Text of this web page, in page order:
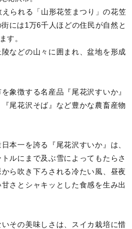
られる「山形花笠まつり」の花笠
には1万6千人ほどの住民が自然と
す。
などの山々に囲まれ、盆地を形成
象徴する名産品『尾花沢すいか』
尾花沢そば』など豊かな農畜産物
本一を誇る『尾花沢すいか』は、
ルにまで及ぶ雪によってもたらさ
ら吹き下ろされる冷たい風、昼夜
さとシャキッとした食感を生み出
その美味しさは、スイカ栽培に惜